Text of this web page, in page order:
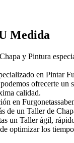
Medida
y Pintura
en Pintar
ofrecerte un
calidad.
en
de un Taller de
un Taller ágil,
optimizar los